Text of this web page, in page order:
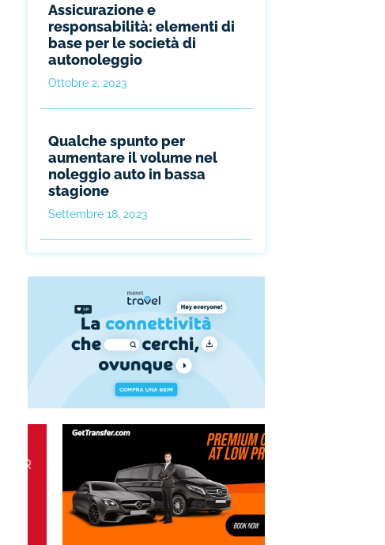
Assicurazione e
responsabilità: elementi di
base per le società di
autonoleggio
Ottobre 2, 2023
Qualche spunto per
aumentare il volume nel
noleggio auto in bassa
stagione
Settembre 18, 2023